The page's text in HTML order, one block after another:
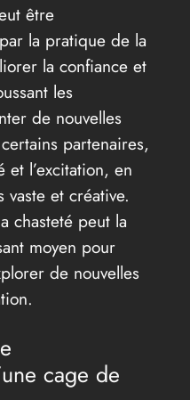
être
la pratique de la
la confiance et
les
de nouvelles
partenaires,
l’excitation, en
vaste et créative.
chasteté peut la
moyen pour
de nouvelles
cage de